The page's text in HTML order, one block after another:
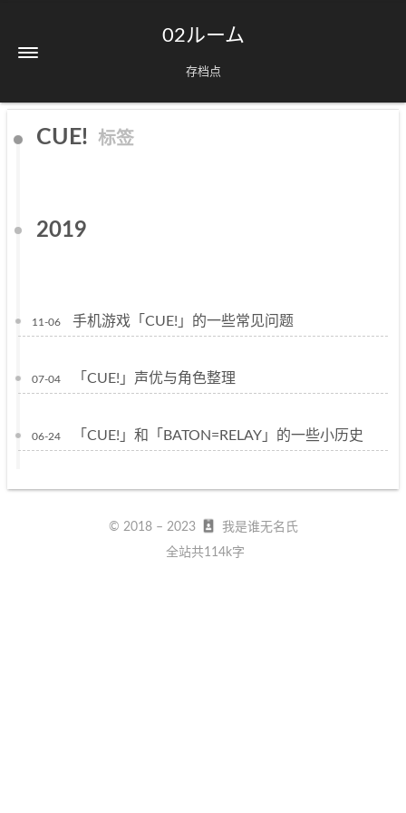
02ルーム
存档点
CUE! 标签
2019
11-06 手机游戏「CUE!」的一些常见问题
07-04 「CUE!」声优与角色整理
06-24 「CUE!」和「BATON=RELAY」的一些小历史
© 2018 – 2023
我是谁无名氏
全站共114k字